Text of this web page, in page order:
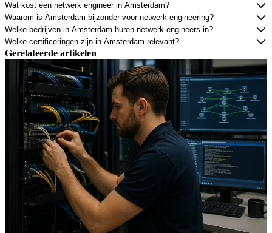
Wat kost een netwerk engineer in Amsterdam?
Waarom is Amsterdam bijzonder voor netwerk engineering?
Welke bedrijven in Amsterdam huren netwerk engineers in?
Welke certificeringen zijn in Amsterdam relevant?
Gerelateerde artikelen